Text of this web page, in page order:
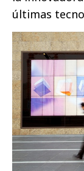
últimas